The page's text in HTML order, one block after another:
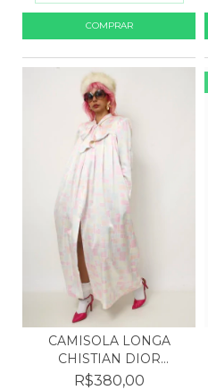
CAMISOLA LONGA
CHISTIAN DIOR
VINTAGE
R$380,00